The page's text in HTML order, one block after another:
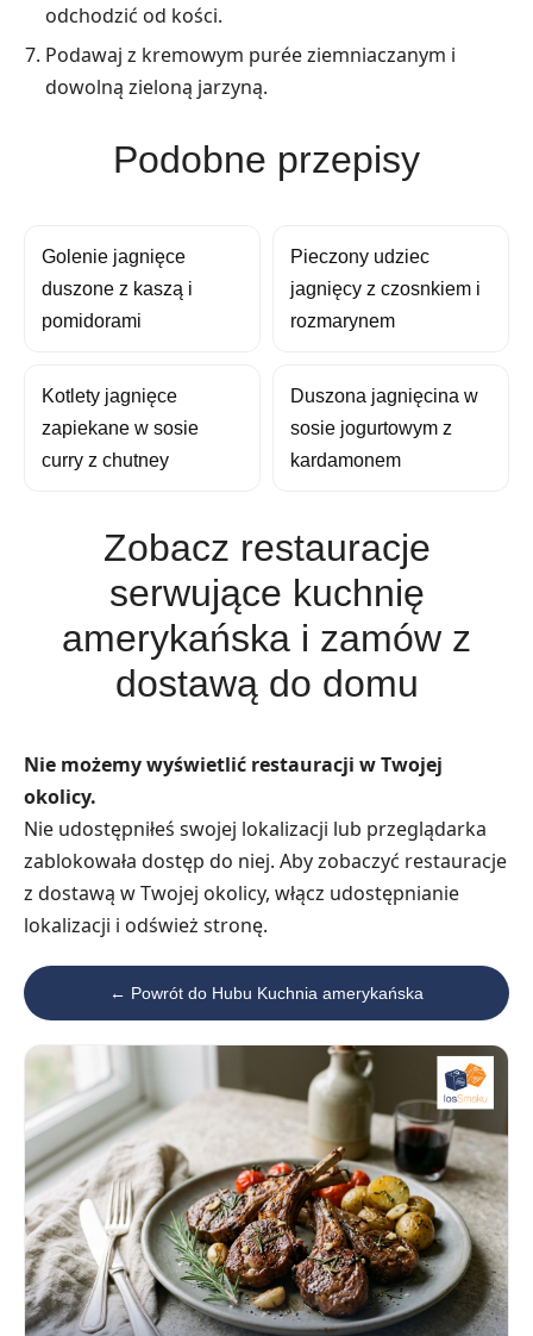
odchodzić od kości.
Podawaj z kremowym purée ziemniaczanym i
dowolną zieloną jarzyną.
Podobne przepisy
Golenie jagnięce
duszone z kaszą i
pomidorami
Pieczony udziec
jagnięcy z czosnkiem i
rozmarynem
Kotlety jagnięce
zapiekane w sosie
curry z chutney
Duszona jagnięcina w
sosie jogurtowym z
kardamonem
Zobacz restauracje
serwujące kuchnię
amerykańska i zamów z
dostawą do domu
Nie możemy wyświetlić restauracji w Twojej
okolicy.
Nie udostępniłeś swojej lokalizacji lub przeglądarka
zablokowała dostęp do niej. Aby zobaczyć restauracje
z dostawą w Twojej okolicy, włącz udostępnianie
lokalizacji i odśwież stronę.
← Powrót do Hubu Kuchnia amerykańska